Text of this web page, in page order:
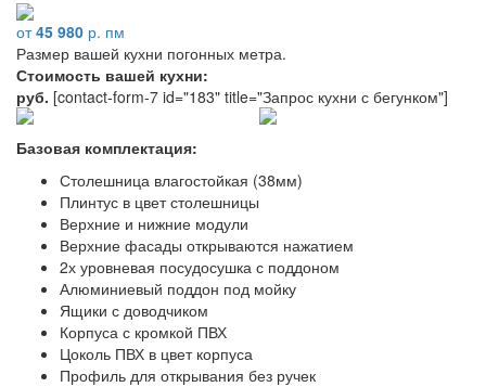
от45 980 р. пм
Размер вашей кухни погонных метра.
Стоимость вашей кухни:
руб. [contact-form-7 id="183" title="Запрос кухни с бегунком"]
Базовая комплектация:
Столешница влагостойкая (38мм)
Плинтус в цвет столешницы
Верхние и нижние модули
Верхние фасады открываются нажатием
2х уровневая посудосушка с поддоном
Алюминиевый поддон под мойку
Ящики с доводчиком
Корпуса с кромкой ПВХ
Цоколь ПВХ в цвет корпуса
Профиль для открывания без ручек